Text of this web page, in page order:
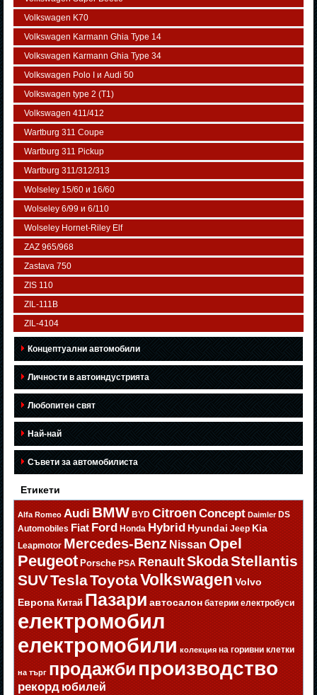
Volkswagen K70
Volkswagen Karmann Ghia Type 14
Volkswagen Karmann Ghia Type 34
Volkswagen Polo I и Audi 50
Volkswagen typе 2 (Т1)
Volkswagen 411/412
Wartburg 311 Coupe
Wartburg 311 Pickup
Wartburg 311/312/313
Wolseley 15/60 и 16/60
Wolseley 6/99 и 6/110
Wolseley Hornet-Riley Elf
ZAZ 965/968
Zastava 750
ZIS 110
ZIL-111В
ZIL-4104
Концептуални автомобили
Личности в автоиндустрията
Любопитен свят
Най-най
Съвети за автомобилиста
Етикети
Alfa Romeo Audi BMW BYD Citroen Concept Daimler DS
Automobiles Fiat Ford Honda Hybrid Hyundai Jeep Kia
Leapmotor Mercedes-Benz Nissan Opel
Peugeot Porsche PSA RenaultSkodaStellantis
SUVTeslaToyotaVolkswagen Volvo
Европа Китай Пазари автосалон батерии електробуси
електромобил
електромобили колекция на горивни клетки
на търг продажбипроизводство
рекорд юбилей